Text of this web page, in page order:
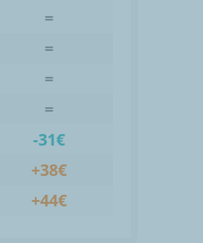
=
=
=
=
-31€
+38€
+44€